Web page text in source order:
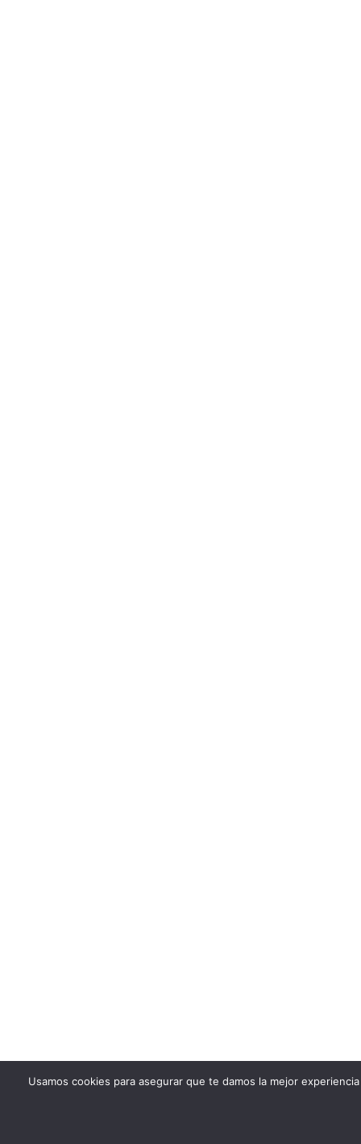
Usamos cookies para asegurar que te damos la mejor